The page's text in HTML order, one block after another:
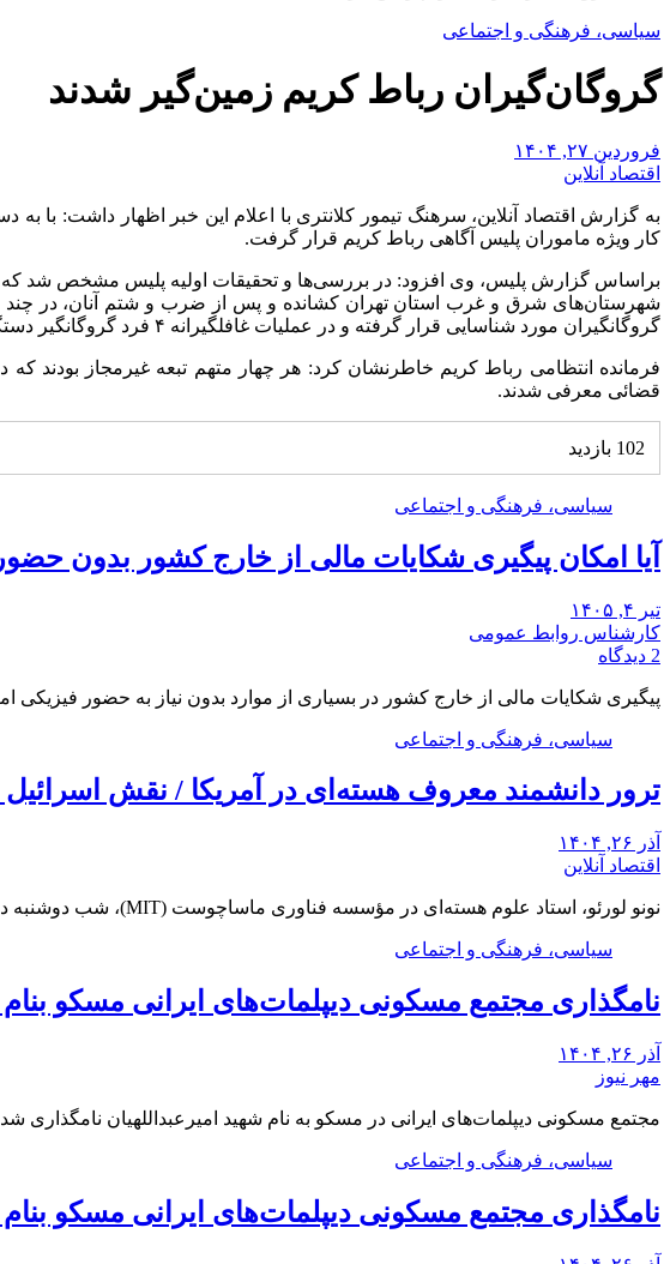
سیاسی، فرهنگی و اجتماعی
گروگان‌گیران رباط کریم زمین‌گیر شدند
فروردین ۲۷, ۱۴۰۴
اقتصاد آنلاین
به گزارش اقتصاد آنلاین، سرهنگ تیمور کلانتری با اعلام این خبر اظهار داشت: با
کار ویژه ماموران پلیس آگاهی رباط کریم قرار گرفت.
براساس گزارش پلیس، وی افزود: در بررسی‌ها و تحقیقات اولیه پلیس مشخص شد که
شهرستان‌های شرق و غرب استان تهران کشانده و پس از ضرب و شتم آنان، در چند
گروگانگیران مورد شناسایی قرار گرفته و در عملیات غافلگیرانه ۴ فرد گروگانگیر دستگیر و ۲ نفر اتباع به گروگان گرفته شده رها شدند.
فرمانده انتظامی رباط کریم خاطرنشان کرد: هر چهار متهم تبعه غیرمجاز بودند
قضائی معرفی شدند.
102 بازدید
سیاسی، فرهنگی و اجتماعی
آیا امکان پیگیری شکایات مالی از خارج کشور بدون
تیر ۴, ۱۴۰۵
کارشناس روابط عمومی
2 دیدگاه
پیگیری شکایات مالی از خارج کشور در بسیاری از موارد بدون نیاز به حضور فیزیکی
سیاسی، فرهنگی و اجتماعی
ترور دانشمند معروف هسته‌ای در آمریکا / نقش
آذر ۲۶, ۱۴۰۴
اقتصاد آنلاین
نونو لورئو، استاد علوم هسته‌ای در مؤسسه فناوری ماساچوست (MIT)، شب دوشنبه در خانه خود در…
سیاسی، فرهنگی و اجتماعی
نامگذاری مجتمع مسکونی دیپلمات‌های ایرانی مسکو بنام
آذر ۲۶, ۱۴۰۴
مهر نیوز
مجتمع مسکونی دیپلمات‌های ایرانی در مسکو به نام شهید امیرعبداللهیان نامگذاری
سیاسی، فرهنگی و اجتماعی
نامگذاری مجتمع مسکونی دیپلمات‌های ایرانی مسکو بنام